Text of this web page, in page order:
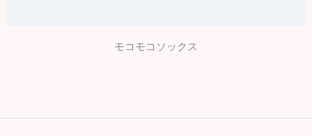
モコモコソックス